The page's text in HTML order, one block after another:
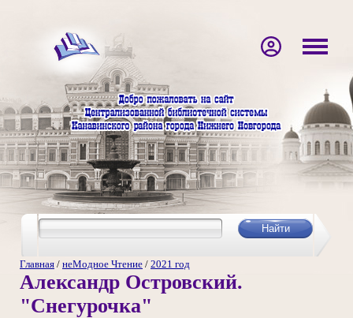
Главная / неМодное Чтение / 2021 год
Александр Островский.
"Снегурочка"